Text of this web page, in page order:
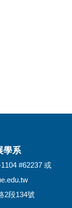
學系
#62237 或
2段134號